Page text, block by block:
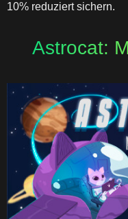
10% reduziert sichern.
Astrocat: